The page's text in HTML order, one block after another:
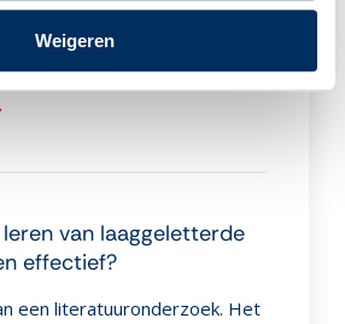
Weigeren
of learning
van laaggeletterde
effectief?
een literatuuronderzoek. Het